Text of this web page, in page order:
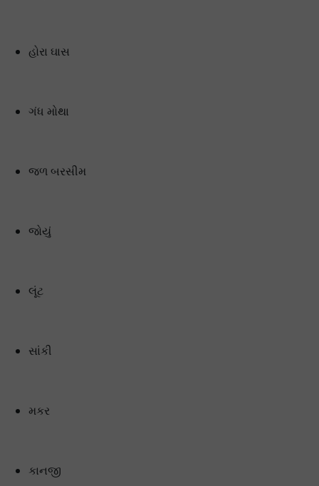
હોરા ઘાસ
ગંધ મોથા
જળ બરસીમ
જોયું
લૂંટ
સાંકી
મકર
કાનજી